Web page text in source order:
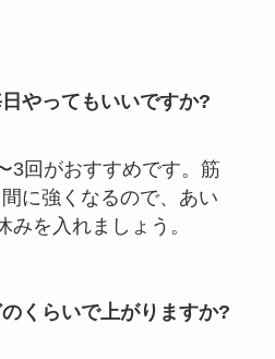
やってもいいですか?
3回がおすすめです。筋
に強くなるので、あい
みを入れましょう。
くらいで上がりますか?